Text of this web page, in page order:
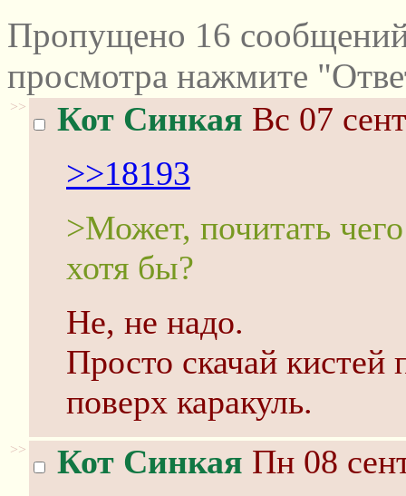
Пропущено 16
просмотра нажмите
>> Кот Синкая Вс 07
>>18193
>Может, почитать
хотя бы?
Не, не надо.
Просто скачай кистей
поверх каракуль.
>> Кот Синкая Пн 08